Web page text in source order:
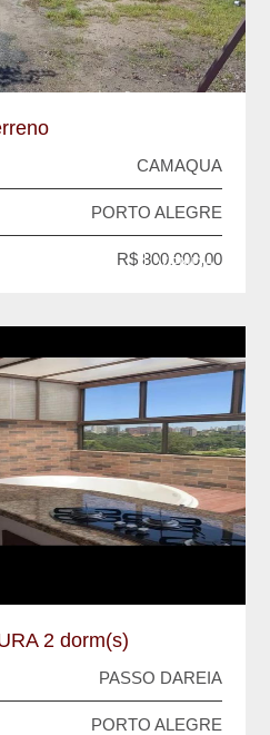
CAMAQUA
PORTO ALEGRE
R$ 800.000,00
VENDA
2 dorm(s)
PASSO DAREIA
PORTO ALEGRE